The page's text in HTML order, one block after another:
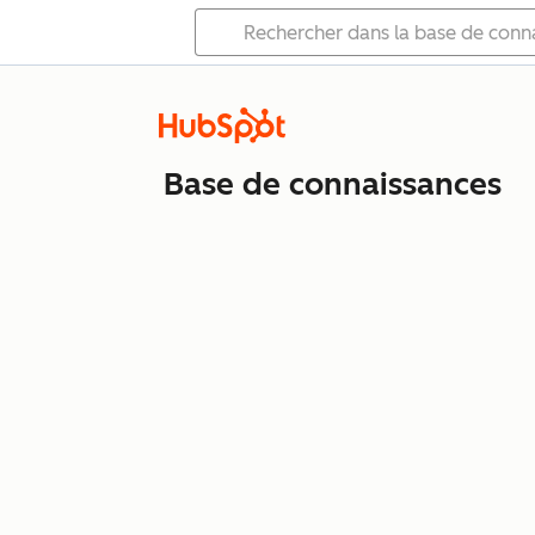
Base de connaissances